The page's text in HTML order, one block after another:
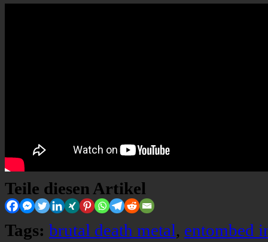
Teile diesen Artikel
Tags: brutal death metal, entombed